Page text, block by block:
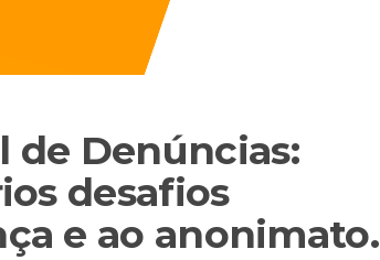
de Denúncias:
desafios
e ao anonimato.